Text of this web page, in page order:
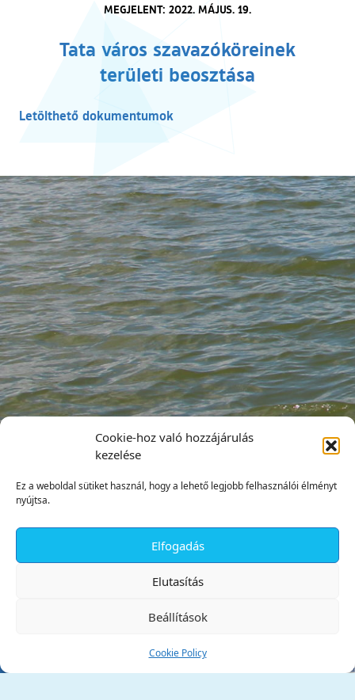
Cookie-hoz való hozzájárulás
kezelése
Ez a weboldal sütiket használ, hogy a lehető legjobb felhasználói élményt
nyújtsa.
Elfogadás
Elutasítás
Beállítások
Cookie Policy
MEGJELENT: 2022. MÁJUS. 19.
Tata város szavazóköreinek
területi beosztása
Letölthető dokumentumok
Tata Város Önkormányzata
✕